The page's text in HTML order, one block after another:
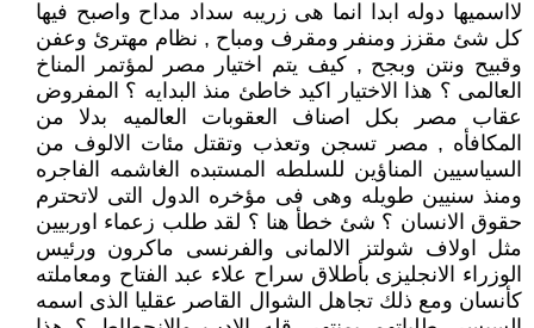
لااسميها دوله ابدا انما هى زريبه سداد مداح واصبح فيها
كل شئ مقزز ومنفر ومقرف ومباح , نظام مهترئ وعفن
وقبيح ونتن وبجح , كيف يتم اختيار مصر لمؤتمر المناخ
العالمى ؟ هذا الاختيار اكيد خاطئ منذ البدايه ؟ المفروض
عقاب مصر بكل اصناف العقوبات العالميه بدلا من
المكافأه , مصر تسجن وتعذب وتقتل مئات الالوف من
السياسيين المناؤين للسلطه المستبده الغاشمه الفاجره
ومنذ سنيين طويله وهى فى مؤخره الدول التى لاتحترم
حقوق الانسان ؟ شئ خطأ هنا ؟ لقد طلب زعماء اوربيين
مثل اولاف شولتز الالمانى والفرنسى ماكرون ورئيس
الوزراء الانجليزى بأطلاق سراح علاء عبد الفتاح ومعاملته
كأنسان ومع ذلك تجاهل الشوال القاصر عقليا الذى اسمه